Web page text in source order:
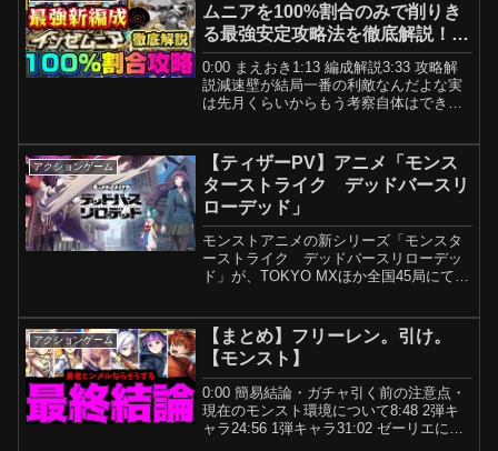
ムニアを100%割合のみで削りき
る最強安定攻略法を徹底解説！！
【モンスト】【破界の星墓】【星
墓EX】
0:00 まえおき1:13 編成解説3:33 攻略解
説減速壁が結局一番の利敵なんだよな実
は先月くらいからもう考察自体はできて
マジでありがとう！！
アクションゲーム
【ティザーPV】アニメ「モンス
ターストライク デッドバースリ
ローデッド」
モンストアニメの新シリーズ「モンスタ
ーストライク デッドバースリローデッ
ド」が、TOKYO MXほか全国45局にて10
配信プラットフォームでの配信も決定！
📺...
アクションゲーム
【まとめ】フリーレン。引け。
【モンスト】
0:00 簡易結論・ガチャ引く前の注意点・
現在のモンスト環境について8:48 2弾キ
ャラ24:56 1弾キャラ31:02 ゼーリエにつ